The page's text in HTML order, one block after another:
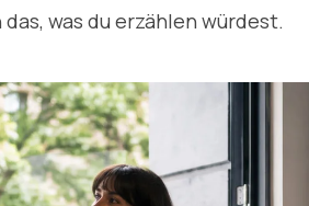
was du erzählen würdest.